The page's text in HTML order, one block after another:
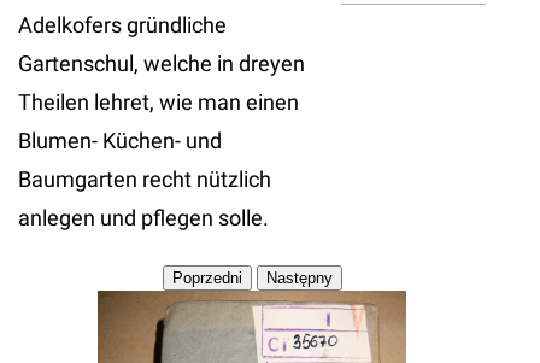
Adelkofers gründliche
Gartenschul, welche in dreyen
Theilen lehret, wie man einen
Blumen- Küchen- und
Baumgarten recht nützlich
anlegen und pflegen solle.